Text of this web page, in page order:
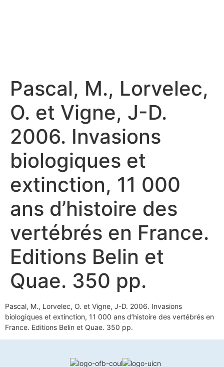
Pascal, M., Lorvelec,
O. et Vigne, J-D.
2006. Invasions
biologiques et
extinction, 11 000
ans d’histoire des
vertébrés en France.
Editions Belin et
Quae. 350 pp.
Pascal, M., Lorvelec, O. et Vigne, J-D. 2006. Invasions
biologiques et extinction, 11 000 ans d’histoire des vertébrés en
France. Editions Belin et Quae. 350 pp.